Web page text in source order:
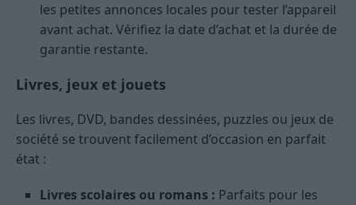
les petites annonces locales pour tester l’appareil
avant achat. Vérifiez la date d’achat et la durée de
garantie restante.
Livres, jeux et jouets
Les livres, DVD, bandes dessinées, puzzles ou jeux de
société se trouvent facilement d’occasion en parfait
état :
Livres scolaires ou romans : Parfaits pour les